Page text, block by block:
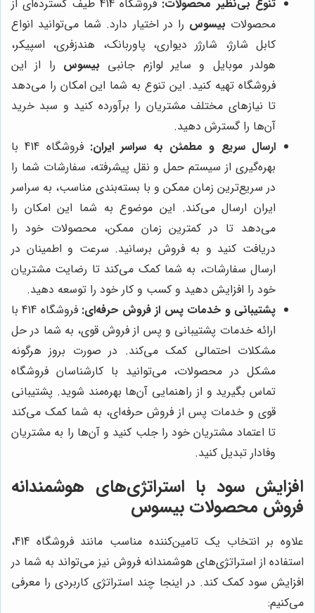
تنوع بی‌نظیر محصولات:
فروشگاه 414 طیف گسترده‌ای از
محصولات بیسوس را در اختیار دارد. شما می‌توانید انواع
کابل شارژ، شارژر دیواری، پاوربانک، هندزفری، اسپیکر،
هولدر موبایل و سایر لوازم جانبی بیسوس را از این
فروشگاه تهیه کنید. این تنوع به شما این امکان را می‌دهد
تا نیازهای مختلف مشتریان را برآورده کنید و سبد خرید
آن‌ها را گسترش دهید.
ارسال سریع و مطمئن به سراسر ایران:
فروشگاه 414 با
بهره‌گیری از سیستم حمل و نقل پیشرفته، سفارشات شما را
در سریع‌ترین زمان ممکن و با بسته‌بندی مناسب، به سراسر
ایران ارسال می‌کند. این موضوع به شما این امکان را
می‌دهد تا در کمترین زمان ممکن، محصولات خود را
دریافت کنید و به فروش برسانید. سرعت و اطمینان در
ارسال سفارشات، به شما کمک می‌کند تا رضایت مشتریان
خود را افزایش دهید و کسب و کار خود را توسعه دهید.
پشتیبانی و خدمات پس از فروش حرفه‌ای:
فروشگاه 414 با
ارائه خدمات پشتیبانی و پس از فروش قوی، به شما در حل
مشکلات احتمالی کمک می‌کند. در صورت بروز هرگونه
مشکل در محصولات، می‌توانید با کارشناسان فروشگاه
تماس بگیرید و از راهنمایی آن‌ها بهره‌مند شوید. پشتیبانی
قوی و خدمات پس از فروش حرفه‌ای، به شما کمک می‌کند
تا اعتماد مشتریان خود را جلب کنید و آن‌ها را به مشتریان
وفادار تبدیل کنید.
افزایش سود با استراتژی‌های هوشمندانه
فروش محصولات بیسوس
علاوه بر انتخاب یک تامین‌کننده مناسب مانند فروشگاه 414،
استفاده از استراتژی‌های هوشمندانه فروش نیز می‌تواند به شما در
افزایش سود کمک کند. در اینجا چند استراتژی کاربردی را معرفی
می‌کنیم: